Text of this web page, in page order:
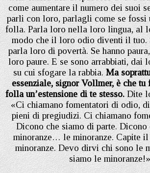
come aumentare il numero dei suoi
parli con loro, parlagli come se fossi
folla. Parla loro nella loro lingua, al
modo che il loro odio diventi il tuo.
parla loro di povertà. Se hanno
loro paure. E se sono arrabbiati, dai
su cui sfogare la rabbia.Ma
essenziale, signor Vollmer, è che tu
folla un’estensione di te stesso.Dite
«Ci chiamano fomentatori di odio,
pieni di pregiudizi. Ci chiamano
Dicono che siamo di parte.
minoranze… le minoranze. Capite
minoranze. Devo dirvi chi sono le
siamo le minoranze!»